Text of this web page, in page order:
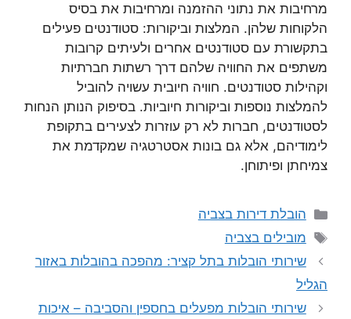
מרחיבות את נתוני ההזמנה ומרחיבות את בסיס
הלקוחות שלהן. המלצות וביקורות: סטודנטים פעילים
בתקשורת עם סטודנטים אחרים ולעיתים קרובות
משתפים את החוויה שלהם דרך רשתות חברתיות
וקהילות סטודנטים. חוויה חיובית עשויה להוביל
להמלצות נוספות וביקורות חיוביות. בסיפוק הנותן הנחות
לסטודנטים, חברות לא רק עוזרות לצעירים בתקופת
לימודיהם, אלא גם בונות אסטרטגיה שמקדמת את
צמיחתן ופיתוחן.
קטגוריות
הובלת דירות בצביה
תגיות
מובילים בצביה
שירותי הובלות בתל קציר: מהפכה בהובלות באזור
הגליל
שירותי הובלות מפעלים בחספין והסביבה – איכות